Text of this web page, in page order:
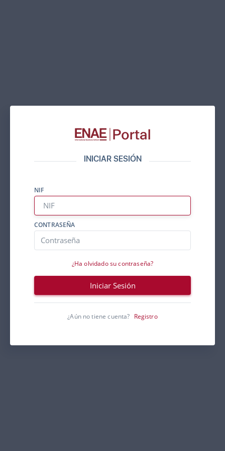
INICIAR SESIÓN
NIF
CONTRASEÑA
¿Ha olvidado su contraseña?
Iniciar Sesión
¿Aún no tiene cuenta? Registro